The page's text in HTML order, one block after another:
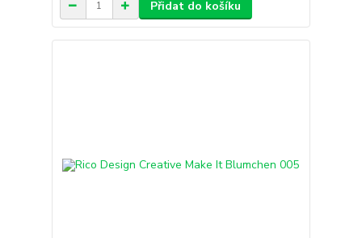
Přidat do košíku